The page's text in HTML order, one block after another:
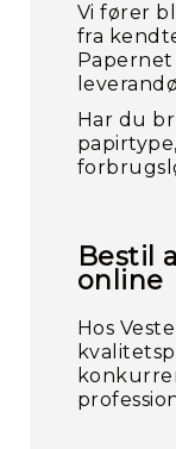
Vi fører
fra
Har du
Bestil
online
Hos